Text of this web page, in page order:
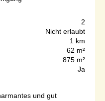
2
Nicht erlaubt
1 km
62 m²
875 m²
Ja
und gut